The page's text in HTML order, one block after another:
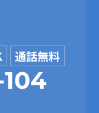
通話無料